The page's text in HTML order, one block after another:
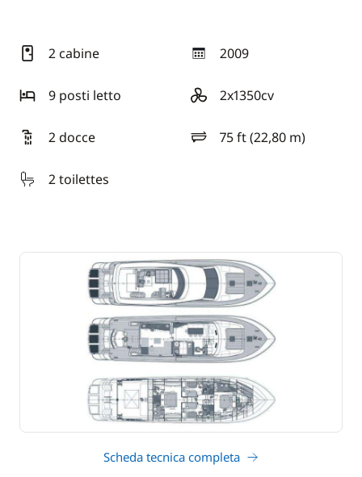
2 cabine 2009
anno
9 posti letto
2x1350cv
motore
2 docce
75 ft (22,80 m)
lunghezza
2 toilettes
Scheda tecnica completa